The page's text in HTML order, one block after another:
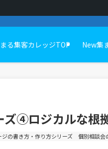
る集客カレッジTOP New集
ズ④ロジカルな
ジの書き方・作り方シリーズ 個別相談会